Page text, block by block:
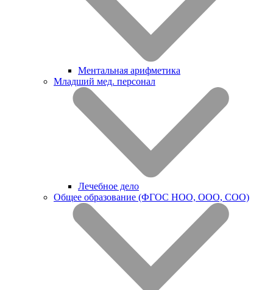
Ментальная арифметика
Младший мед. персонал
Лечебное дело
Общее образование (ФГОС НОО, ООО, СОО)